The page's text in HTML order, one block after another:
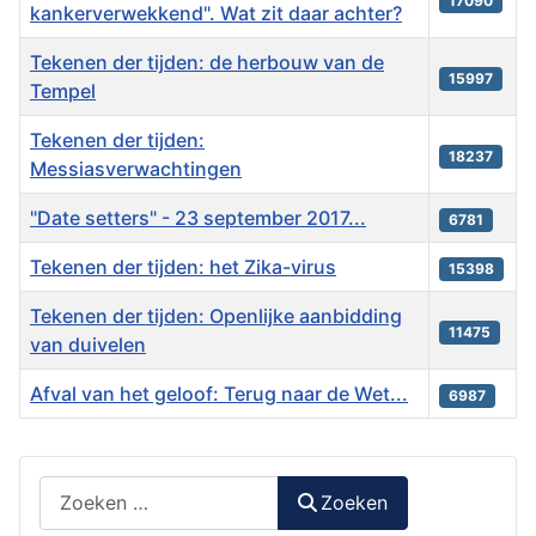
kankerverwekkend". Wat zit daar achter?
Tekenen der tijden: de herbouw van de
Tempel
15997
Tekenen der tijden:
Messiasverwachtingen
18237
"Date setters" - 23 september 2017... 6781
Tekenen der tijden: het Zika-virus 15398
Tekenen der tijden: Openlijke aanbidding
van duivelen
11475
Afval van het geloof: Terug naar de Wet... 6987
Zoeken